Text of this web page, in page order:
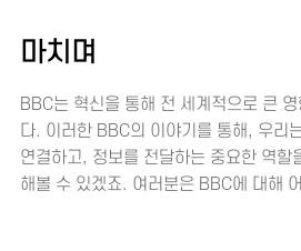
마치며
BBC는 혁신을 통해 전 세계적으로 큰
다. 이러한 BBC의 이야기를 통해, 우리
연결하고, 정보를 전달하는 중요한 역할
해볼 수 있겠죠. 여러분은 BBC에 대해